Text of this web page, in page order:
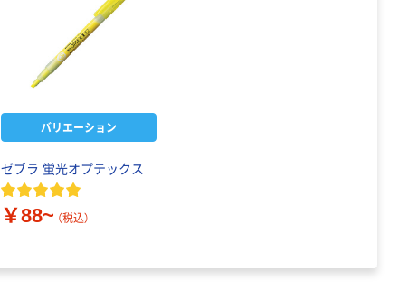
バリエーション
ゼブラ 蛍光オプテックス
￥88~ （税込）